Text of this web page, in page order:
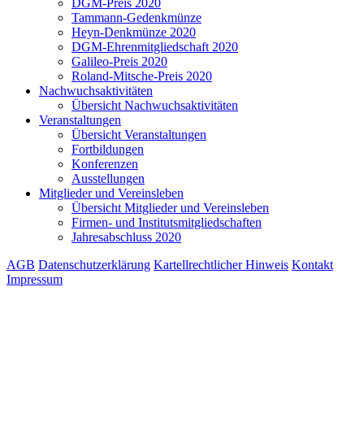
DGM-Preis 2020
Tammann-Gedenkmünze
Heyn-Denkmünze 2020
DGM-Ehrenmitgliedschaft 2020
Galileo-Preis 2020
Roland-Mitsche-Preis 2020
Nachwuchsaktivitäten
Übersicht Nachwuchsaktivitäten
Veranstaltungen
Übersicht Veranstaltungen
Fortbildungen
Konferenzen
Ausstellungen
Mitglieder und Vereinsleben
Übersicht Mitglieder und Vereinsleben
Firmen- und Institutsmitgliedschaften
Jahresabschluss 2020
AGB Datenschutzerklärung Kartellrechtlicher Hinweis Kontakt
Impressum